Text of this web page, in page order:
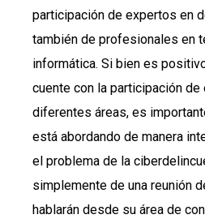
participación de expertos en
también de profesionales en
informática. Si bien es
cuente con la participación
diferentes áreas, es
está abordando de manera
el problema de la
simplemente de una reunión
hablarán desde su área de